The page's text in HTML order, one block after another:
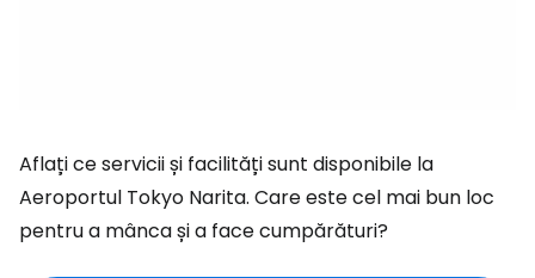
Aflați ce servicii și facilități sunt disponibile la
Aeroportul Tokyo Narita. Care este cel mai bun loc
pentru a mânca și a face cumpărături?